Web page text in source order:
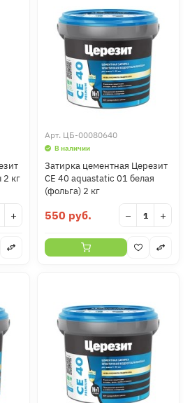
2 кг
+
Арт. ЦБ-00080640
В наличии
Затирка цементная Церезит
CE 40 aquastatic 01 белая
(фольга) 2 кг
550 руб. − +